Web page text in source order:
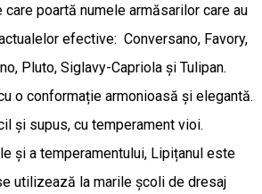
poartă numele armăsarilor care au
efective: Conversano, Favory,
Pluto, Siglavy-Capriola și Tulipan.
o conformație armonioasă și elegantă.
și supus, cu temperament vioi.
și a temperamentului, Lipițanul este
utilizează la marile școli de dresaj